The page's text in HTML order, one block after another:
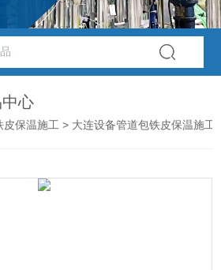
心
皮保温施工 > 大连设备管道包铁皮保温施工